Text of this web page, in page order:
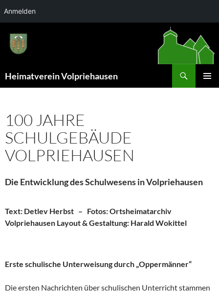
Anmelden
Inhalt
springen
Heimatverein Volpriehausen
100 JAHRE
SCHULGEBÄUDE
VOLPRIEHAUSEN
Die Entwicklung des Schulwesens in Volpriehausen
Text: Detlev Herbst – Fotos: Ortsheimatarchiv
Volpriehausen Layout & Gestaltung: Harald Wokittel
Erste schulische Unterweisung durch „Oppermänner“
Die ersten Nachrichten über schulischen Unterricht stammen